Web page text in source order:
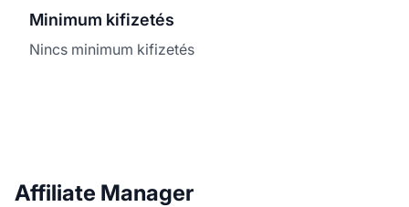
Minimum kifizetés
Nincs minimum kifizetés
Affiliate Manager